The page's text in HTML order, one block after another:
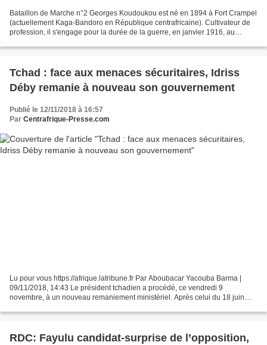
Bataillon de Marche n°2 Georges Koudoukou est né en 1894 à Fort Crampel
(actuellement Kaga-Bandoro en République centrafricaine). Cultivateur de
profession, il s'engage pour la durée de la guerre, en janvier 1916, au
Tchad : face aux menaces sécuritaires, Idriss
Déby remanie à nouveau son gouvernement
Publié le 12/11/2018 à 16:57
Par Centrafrique-Presse.com
Lu pour vous https://afrique.latribune.fr Par Aboubacar Yacouba Barma |
09/11/2018, 14:43 Le président tchadien a procédé, ce vendredi 9
novembre, à un nouveau remaniement ministériel. Après celui du 18 juin
RDC: Fayulu candidat-surprise de l’opposition,